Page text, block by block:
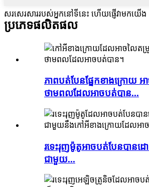
សរសេរសាររបស់អ្នកនៅទីនេះ ហើយផ្ញើវាមកយើង
ប្រភេទផលិតផល
ភាពបត់បែនផ្នែកខាងក្រោយ អ
ថាមពលដែលអាចបត់បាន...
រទេះរុញម៉ូតូអាចបត់បែនបានដ
ជាមួយ...